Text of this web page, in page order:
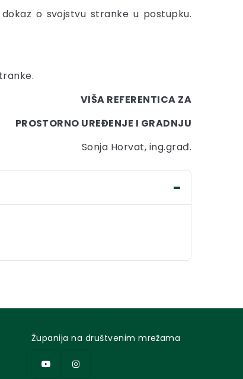
o svojstvu stranke u postupku.
VIŠA REFERENTICA ZA
PROSTORNO UREĐENJE I GRADNJU
Sonja Horvat, ing.građ.
Županija na društvenim mrežama